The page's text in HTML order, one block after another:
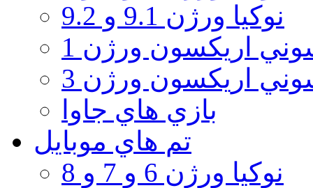
نوكيا ورژن 9.1 و 9.2
اريكسون ورژن 1
اريكسون ورژن 3
بازي هاي جاوا
تم هاي موبايل
نوكيا ورژن 6 و 7 و 8